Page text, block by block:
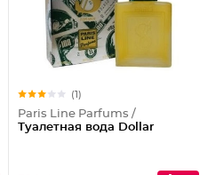
(1)
Paris Line Parfums /
Туалетная вода Dollar